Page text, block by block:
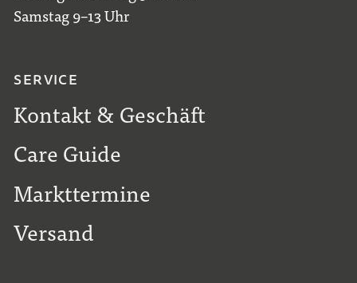
Samstag 9–13 Uhr
SERVICE
Kontakt & Geschäft
Care Guide
Markttermine
Versand